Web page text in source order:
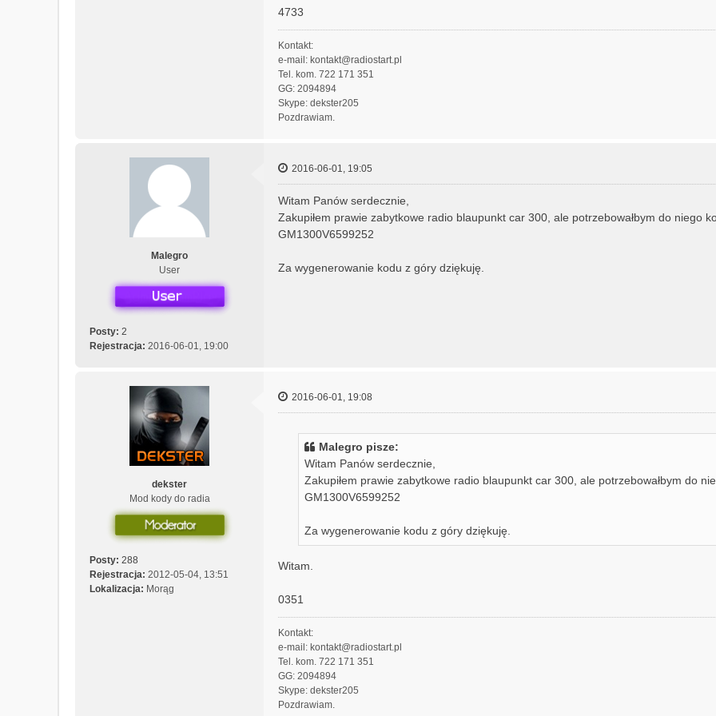
4733
Kontakt:
e-mail: kontakt@radiostart.pl
Tel. kom. 722 171 351
GG: 2094894
Skype: dekster205
Pozdrawiam.
Malegro
User
Posty: 2
Rejestracja: 2016-06-01, 19:00
2016-06-01, 19:05
Witam Panów serdecznie,
Zakupiłem prawie zabytkowe radio blaupunkt car 300, ale potrzebowałbym do niego
GM1300V6599252
Za wygenerowanie kodu z góry dziękuję.
dekster
Mod kody do radia
Posty: 288
Rejestracja: 2012-05-04, 13:51
Lokalizacja: Morąg
2016-06-01, 19:08
Malegro pisze:
Witam Panów serdecznie,
Zakupiłem prawie zabytkowe radio blaupunkt car 300, ale potrzebowałbym do
GM1300V6599252
Za wygenerowanie kodu z góry dziękuję.
Witam.
0351
Kontakt:
e-mail: kontakt@radiostart.pl
Tel. kom. 722 171 351
GG: 2094894
Skype: dekster205
Pozdrawiam.